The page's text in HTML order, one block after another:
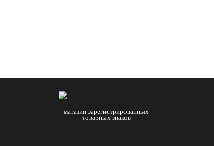
магазин зарегистрированных
товарных знаков